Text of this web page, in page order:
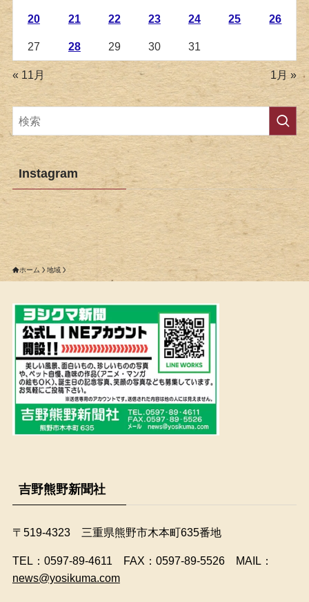
20 21 22 23 24 25 26
27 28 29 30 31
« 11月 1月 »
Instagram
ホーム 地域
吉野熊野新聞社
〒519-4323 三重県熊野市木本町635番地
​TEL：0597-89-4611 FAX：0597-89-5526 MAIL：
news@yosikuma.com